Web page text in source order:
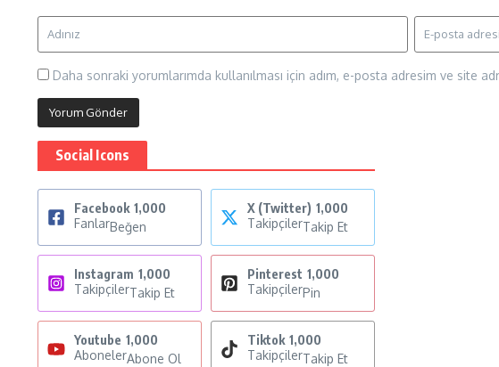
Daha sonraki yorumlarımda kullanılması için adım, e-posta adresim ve site
Social Icons
Facebook 1,000
FanlarBeğen
X (Twitter) 1,000
TakipçilerTakip Et
Instagram 1,000
TakipçilerTakip Et
Pinterest 1,000
TakipçilerPin
Youtube 1,000
AbonelerAbone Ol
Tiktok 1,000
TakipçilerTakip Et